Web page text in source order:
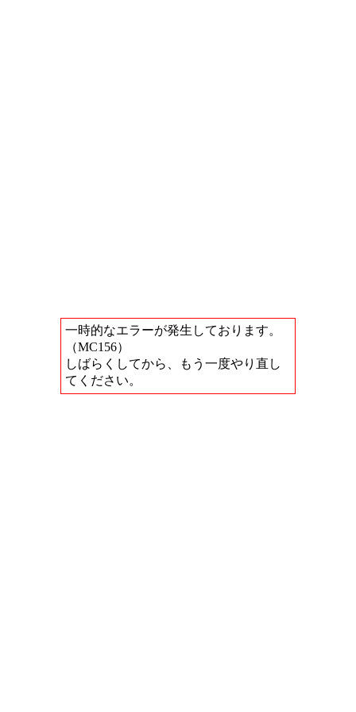
一時的なエラーが発生しております。
（MC156）
しばらくしてから、もう一度やり直し
てください。